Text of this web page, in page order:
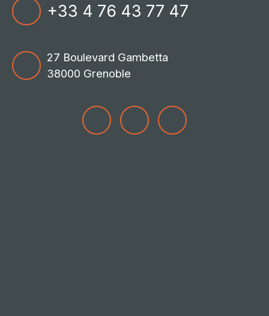
+33 4 76 43 77 47
27 Boulevard Gambetta
38000 Grenoble